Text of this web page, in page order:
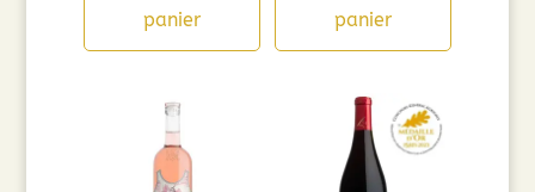
panier
panier